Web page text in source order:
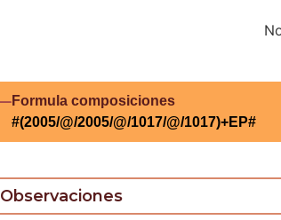
Formula composiciones
#(2005/@/2005/@/1017/@/1017)+EP#
Observaciones